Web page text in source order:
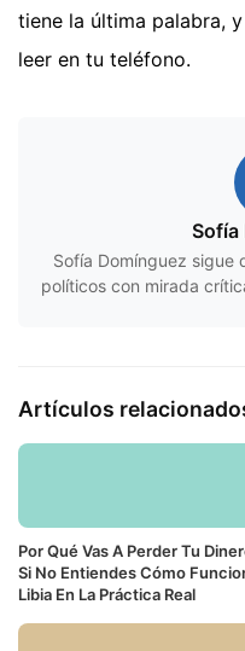
tiene la última palabra,
leer en tu teléfono.
Sofía
Sofía Domínguez sigue
políticos con mirada
Artículos
Por Qué Vas A Perder Tu
Si No Entiendes Cómo
Libia En La Práctica Real